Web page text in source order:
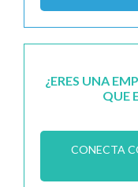
¿ERES UNA
QUE
CONECTA